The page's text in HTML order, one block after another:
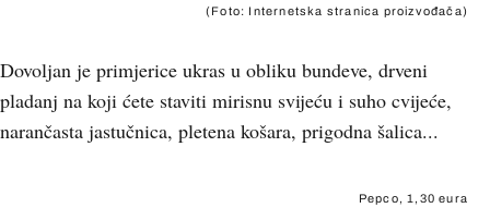
(Foto: Internetska stranica proizvođača)
Dovoljan je primjerice ukras u obliku bundeve, drveni
pladanj na koji ćete staviti mirisnu svijeću i suho cvijeće,
narančasta jastučnica, pletena košara, prigodna šalica...
Pepco, 1,30 eura